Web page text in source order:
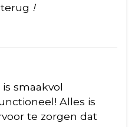
!
smaakvol
Alles is
te zorgen dat